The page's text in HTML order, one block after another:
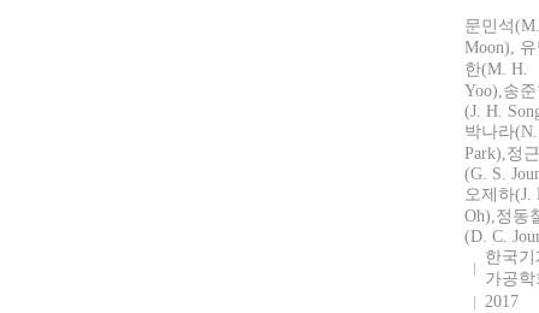
문민석
Moon),
한(M. H.
Yoo),송
(J. H.
박나라
Park),정
(G. S.
오제하(J.
Oh),정동
(D. C.
한국기
가공학
2017